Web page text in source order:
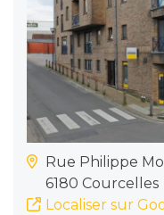
Rue Philippe
6180 Courcelles
Localiser sur